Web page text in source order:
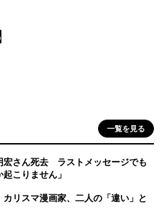
一覧を見る
宏さん死去 ラストメッセージでも
こりません」
リスマ漫画家、二人の「違い」と